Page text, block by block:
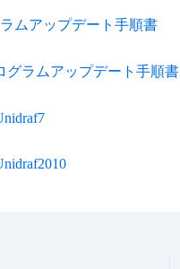
ムアップデート手順書
グラムアップデート手順書